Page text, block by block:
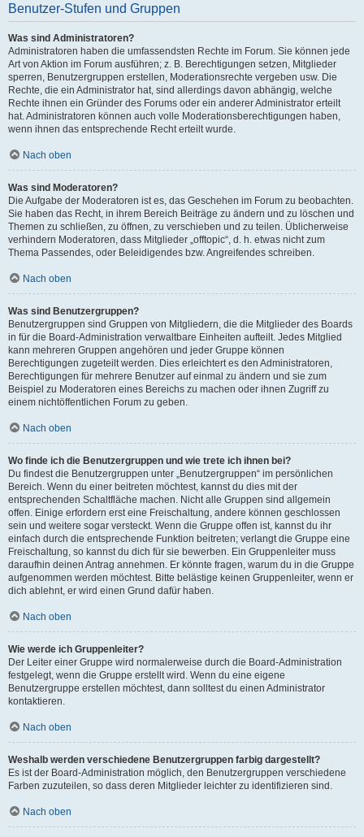
Benutzer-Stufen und Gruppen
Was sind Administratoren?
Administratoren haben die umfassendsten Rechte im Forum. Sie können jede
Art von Aktion im Forum ausführen; z. B. Berechtigungen setzen, Mitglieder
sperren, Benutzergruppen erstellen, Moderationsrechte vergeben usw. Die
Rechte, die ein Administrator hat, sind allerdings davon abhängig, welche
Rechte ihnen ein Gründer des Forums oder ein anderer Administrator erteilt
hat. Administratoren können auch volle Moderationsberechtigungen haben,
wenn ihnen das entsprechende Recht erteilt wurde.
Nach oben
Was sind Moderatoren?
Die Aufgabe der Moderatoren ist es, das Geschehen im Forum zu beobachten.
Sie haben das Recht, in ihrem Bereich Beiträge zu ändern und zu löschen und
Themen zu schließen, zu öffnen, zu verschieben und zu teilen. Üblicherweise
verhindern Moderatoren, dass Mitglieder „offtopic“, d. h. etwas nicht zum
Thema Passendes, oder Beleidigendes bzw. Angreifendes schreiben.
Nach oben
Was sind Benutzergruppen?
Benutzergruppen sind Gruppen von Mitgliedern, die die Mitglieder des Boards
in für die Board-Administration verwaltbare Einheiten aufteilt. Jedes Mitglied
kann mehreren Gruppen angehören und jeder Gruppe können
Berechtigungen zugeteilt werden. Dies erleichtert es den Administratoren,
Berechtigungen für mehrere Benutzer auf einmal zu ändern und sie zum
Beispiel zu Moderatoren eines Bereichs zu machen oder ihnen Zugriff zu
einem nichtöffentlichen Forum zu geben.
Nach oben
Wo finde ich die Benutzergruppen und wie trete ich ihnen bei?
Du findest die Benutzergruppen unter „Benutzergruppen“ im persönlichen
Bereich. Wenn du einer beitreten möchtest, kannst du dies mit der
entsprechenden Schaltfläche machen. Nicht alle Gruppen sind allgemein
offen. Einige erfordern erst eine Freischaltung, andere können geschlossen
sein und weitere sogar versteckt. Wenn die Gruppe offen ist, kannst du ihr
einfach durch die entsprechende Funktion beitreten; verlangt die Gruppe eine
Freischaltung, so kannst du dich für sie bewerben. Ein Gruppenleiter muss
daraufhin deinen Antrag annehmen. Er könnte fragen, warum du in die Gruppe
aufgenommen werden möchtest. Bitte belästige keinen Gruppenleiter, wenn er
dich ablehnt, er wird einen Grund dafür haben.
Nach oben
Wie werde ich Gruppenleiter?
Der Leiter einer Gruppe wird normalerweise durch die Board-Administration
festgelegt, wenn die Gruppe erstellt wird. Wenn du eine eigene
Benutzergruppe erstellen möchtest, dann solltest du einen Administrator
kontaktieren.
Nach oben
Weshalb werden verschiedene Benutzergruppen farbig dargestellt?
Es ist der Board-Administration möglich, den Benutzergruppen verschiedene
Farben zuzuteilen, so dass deren Mitglieder leichter zu identifizieren sind.
Nach oben